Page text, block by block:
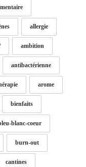
allergie
ambition
antibactérienne
arome
bienfaits
blanc-coeur
burn-out
cantines